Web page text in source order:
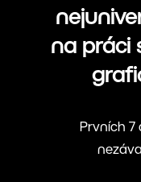
na práci
Prvních 7